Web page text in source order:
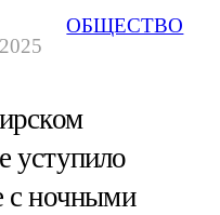
ОБЩЕСТВО
уступило
с ночными